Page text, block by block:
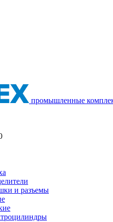
промышленные
и разъемы